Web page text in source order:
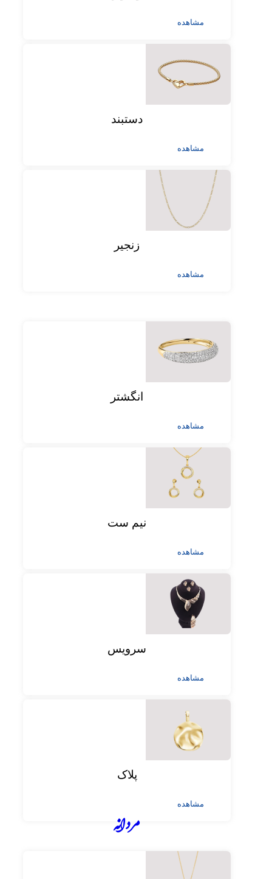
مشاهده
دستبند
مشاهده
زنجیر
مشاهده
انگشتر
مشاهده
نیم ست
مشاهده
سرویس
مشاهده
پلاک
مشاهده
مردانه